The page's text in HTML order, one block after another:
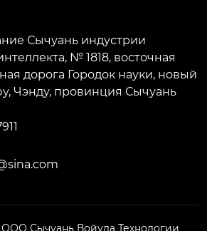
Сычуань индустрии
№ 1818, восточная
дорога Городок науки, новый
Чэнду, провинция Сычуань
Сычуань Войуда Технологии